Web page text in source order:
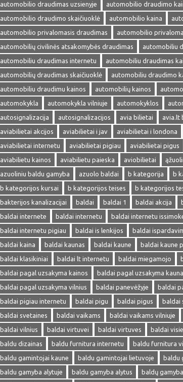
automobilio draudimas uzsienyje
automobilio draudimo
automobilio draudimo skaičiuoklė
automobilio kaina
automobilio privalomasis draudimas
automobilio
automobilių civilinės atsakomybės draudimas
automobiliu
automobiliu draudimas internetu
automobiliu draudimas
automobilių draudimas skaičiuoklė
automobiliu draudimo
automobiliu draudimu kainos
automobilių kainos
automokykla
automokykla vilniuje automokyklos
autosignalizacija
autosignalizacijos avia bilietai avia.lt
aviabilietai akcijos
aviabilietai i jav aviabilietai i londona
aviabilietai internetu
aviabilietai pigiau aviabilietai pigus
aviabilietu kainos
aviabilietu paieska aviobilietai
azuoliniu baldu gamyba
azuolo baldai b kategorija b
b kategorijos kursai
b kategorijos teises b kategorijos
bakterijos kanalizacijai
baldai baldai 1 baldai akcija
baldai internete
baldai internetu baldai internetu
baldai internetu pigiau
baldai is lenkijos baldai
baldai kaina
baldai kaunas baldai kaune baldai kaune
baldai klasikiniai
baldai lt internetu baldai miegamojo
baldai pagal uzsakyma kainos
baldai pagal uzsakyma
baldai pagal uzsakyma vilnius
baldai panevėžyje baldai
baldai pigiau internetu
baldai pigu baldai pigus baldai
baldai svetaines
baldai vaikams baldai vaikams vilniuje
baldai vilnius
baldai virtuvei baldai virtuves baldai
baldu dizainas
baldu furnitura internetu baldu furnitura
baldu gamintojai kaune
baldu gamintojai lietuvoje baldu
baldu gamyba alytuje
baldu gamyba alytus baldų